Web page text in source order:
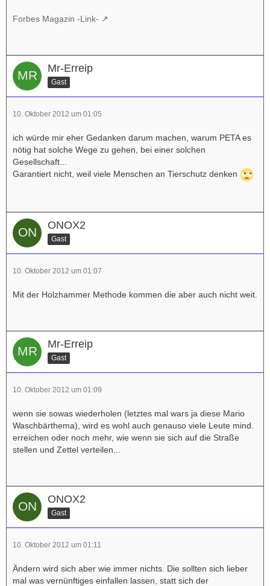
Forbes Magazin -Link-
Mr-Erreip
Gast
10. Oktober 2012 um 01:05
ich würde mir eher Gedanken darum machen, warum PETA es
nötig hat solche Wege zu gehen, bei einer solchen
Gesellschaft...
Garantiert nicht, weil viele Menschen an Tierschutz denken
ONOX2
Gast
10. Oktober 2012 um 01:07
Mit der Holzhammer Methode kommen die aber auch nicht weit.
Mr-Erreip
Gast
10. Oktober 2012 um 01:09
wenn sie sowas wiederholen (letztes mal wars ja diese Mario
Waschbärthema), wird es wohl auch genauso viele Leute mind.
erreichen oder noch mehr, wie wenn sie sich auf die Straße
stellen und Zettel verteilen...
ONOX2
Gast
10. Oktober 2012 um 01:11
Ändern wird sich aber wie immer nichts. Die sollten sich lieber
mal was vernünftiges einfallen lassen, statt sich der